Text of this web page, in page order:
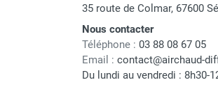
Chauffage électrique par
Chauffage mobile au fioul et
Chauffage fioul soufflant
cheminée et réservoir
Chauffage fioul soufflant
35 route de Colmar, 67600
Nous contacter
Téléphone : 03 88 08 67 05
Email : contact@airchaud-
Du lundi au vendredi : 8h30-